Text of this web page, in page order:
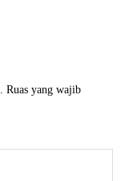
Ruas yang wajib